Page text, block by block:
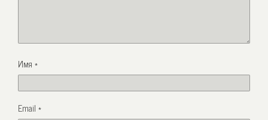
Имя *
Email *